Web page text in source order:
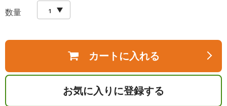
数量
カートに入れる
お気に入りに登録する